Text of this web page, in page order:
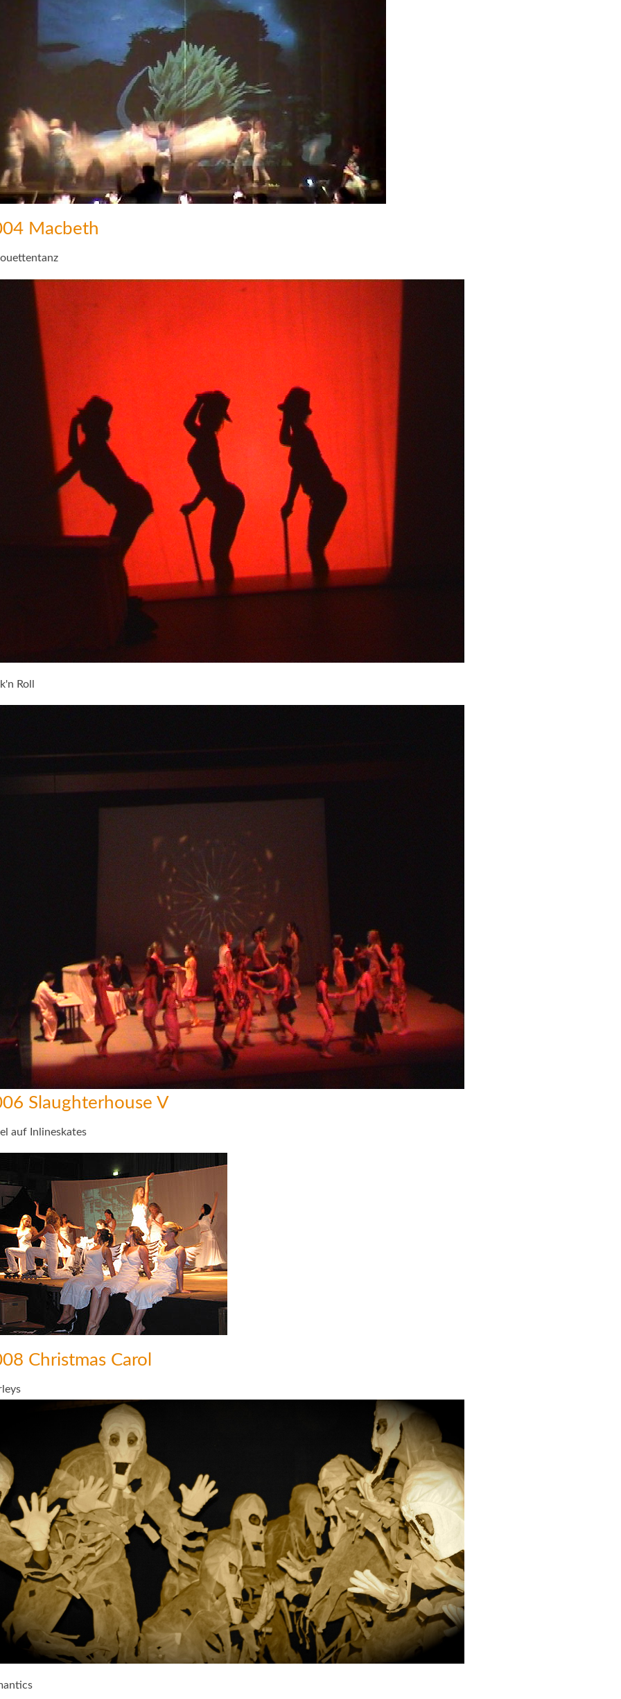
Macbeth
Roll
Slaughterhouse V
auf Inlineskates
Christmas Carol